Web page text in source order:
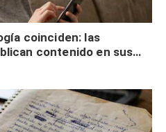
coinciden: las
contenido en sus
buscar validación